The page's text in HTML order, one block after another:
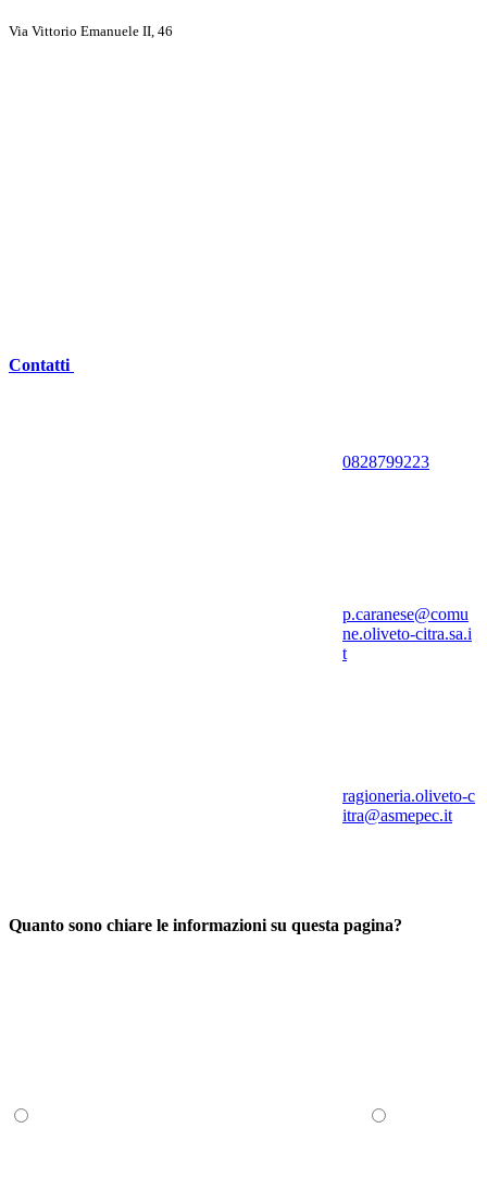
Via Vittorio Emanuele II, 46
Contatti
0828799223
p.caranese@comu
ne.oliveto-citra.sa.i
t
ragioneria.oliveto-c
itra@asmepec.it
Quanto sono chiare le informazioni su questa pagina?